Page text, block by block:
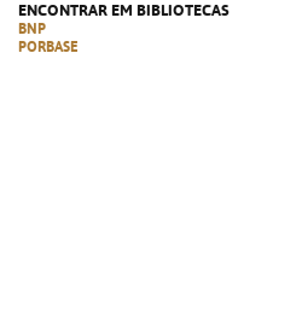
ENCONTRAR EM BIBLIOTECAS
BNP
PORBASE